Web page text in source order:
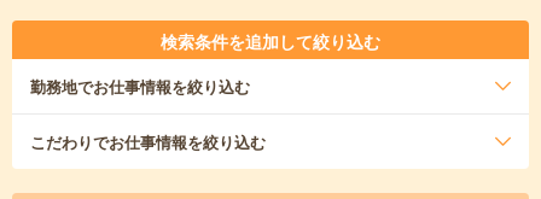
検索条件を追加して絞り込む
勤務地でお仕事情報を絞り込む
こだわりでお仕事情報を絞り込む